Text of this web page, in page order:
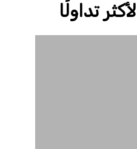
تداولًا